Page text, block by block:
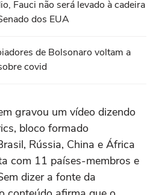
Fauci não será levado à cadeira
dos EUA
de Bolsonaro voltam a
covid
gravou um vídeo dizendo
bloco formado
Rússia, China e África
com 11 países-membros e
dizer a fonte da